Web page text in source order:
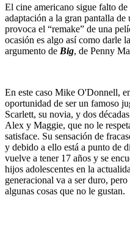
El cine americano sigue falto
adaptación a la gran pantalla
provoca el “remake” de una
ocasión es algo así como darle
argumento de Big, de Penny
En este caso Mike O'Donnell,
oportunidad de ser un famoso
Scarlett, su novia, y dos
Alex y Maggie, que no le
satisface. Su sensación de
y debido a ello está a punto de
vuelve a tener 17 años y se
hijos adolescentes en la
generacional va a ser duro,
algunas cosas que no le gustan.